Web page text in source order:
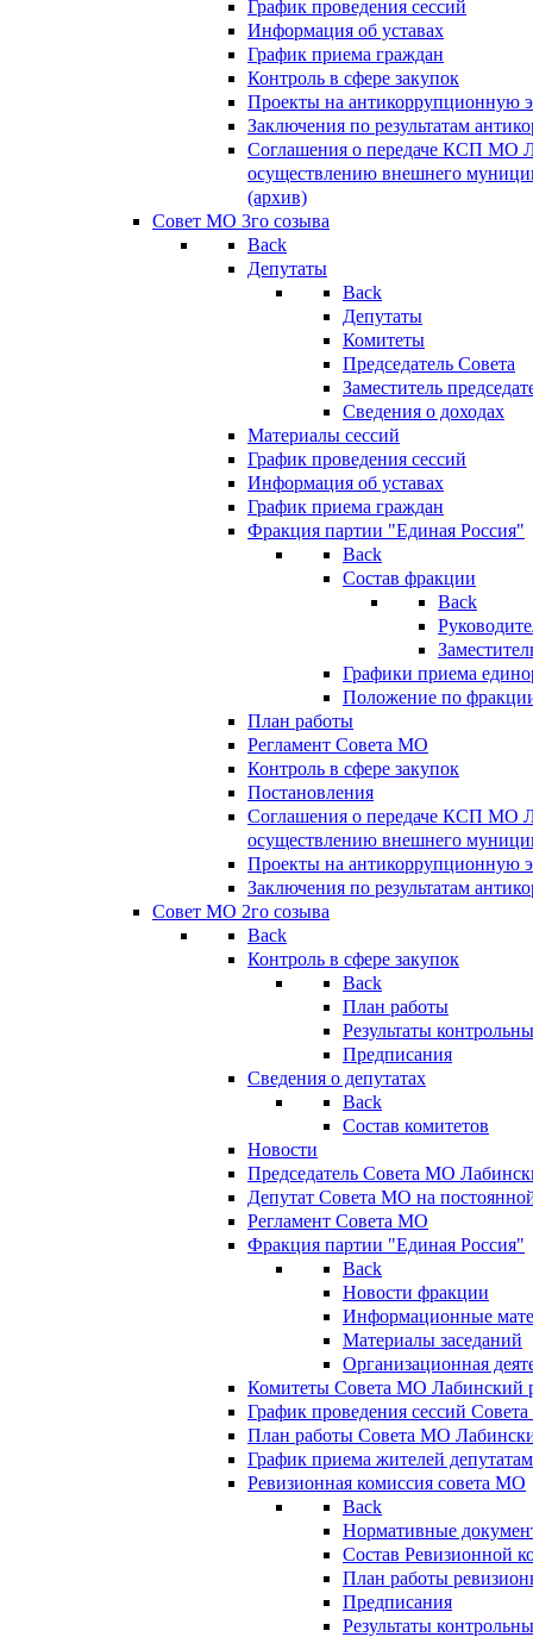
График проведения сессий
Информация об уставах
График приема граждан
Контроль в сфере закупок
Проекты на антикоррупционную
Заключения по результатам
Соглашения о передаче КСП МО
осуществлению внешнего
(архив)
Совет МО 3го созыва
Back
Депутаты
Back
Депутаты
Комитеты
Председатель Совета
Заместитель
Сведения о доходах
Материалы сессий
График проведения сессий
Информация об уставах
График приема граждан
Фракция партии "Единая Россия"
Back
Состав фракции
Back
Графики приема
Положение по
План работы
Регламент Совета МО
Контроль в сфере закупок
Постановления
Соглашения о передаче КСП МО
осуществлению внешнего
Проекты на антикоррупционную
Заключения по результатам
Совет МО 2го созыва
Back
Контроль в сфере закупок
Back
План работы
Результаты
Предписания
Сведения о депутатах
Back
Состав комитетов
Новости
Председатель Совета МО
Депутат Совета МО на
Регламент Совета МО
Фракция партии "Единая Россия"
Back
Новости фракции
Информационные
Материалы заседаний
Организационная
Комитеты Совета МО Лабинский
График проведения сессий
План работы Совета МО
График приема жителей
Ревизионная комиссия совета МО
Back
Нормативные
Состав Ревизионной
План работы
Предписания
Результаты